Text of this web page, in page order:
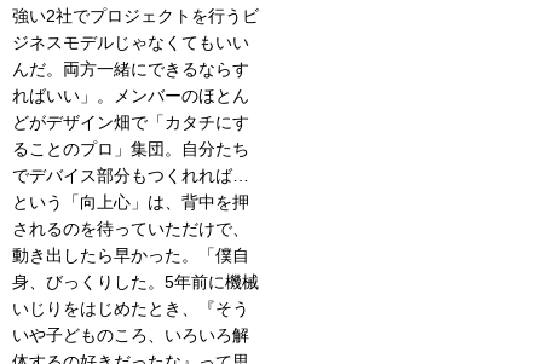
強い2社でプロジェクトを行うビ
ジネスモデルじゃなくてもいい
んだ。両方一緒にできるならす
ればいい」。メンバーのほとん
どがデザイン畑で「カタチにす
ることのプロ」集団。自分たち
でデバイス部分もつくれれば…
という「向上心」は、背中を押
されるのを待っていただけで、
動き出したら早かった。「僕自
身、びっくりした。5年前に機械
いじりをはじめたとき、『そう
いや子どものころ、いろいろ解